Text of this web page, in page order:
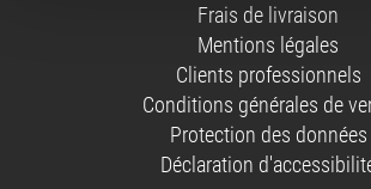
Frais de livraison
Mentions légales
Clients professionnels
Conditions générales de
Protection des données
Déclaration